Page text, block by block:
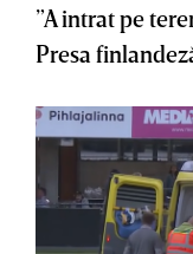
”A intrat pe
Presa